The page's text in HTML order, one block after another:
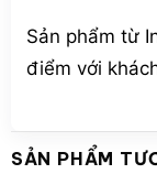
Sản phẩm từ
điểm với
SẢN PHẨM